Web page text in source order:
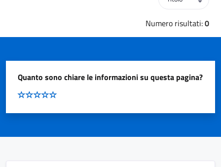
Numero risultati:0
Quanto sono chiare le informazioni su questa pagina?